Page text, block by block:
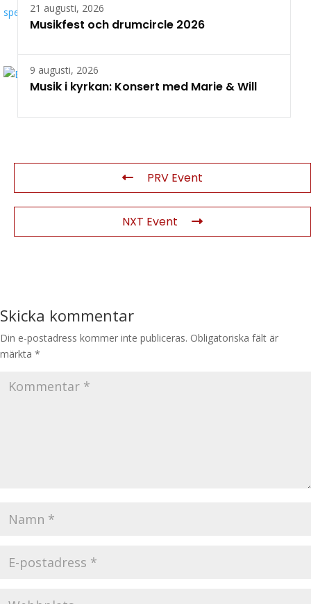
21 augusti, 2026
Musikfest och drumcircle 2026
9 augusti, 2026
Musik i kyrkan: Konsert med Marie & Will
PRV Event
NXT Event
Skicka kommentar
Din e-postadress kommer inte publiceras. Obligatoriska fält är
märkta *